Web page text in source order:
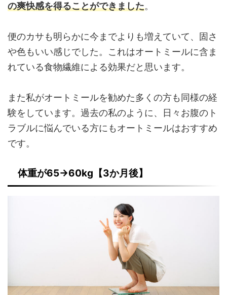
の爽快感を得ることができました。
便のカサも明らかに今までよりも増えていて、固さ
や色もいい感じでした。これはオートミールに含ま
れている食物繊維による効果だと思います。
また私がオートミールを勧めた多くの方も同様の経
験をしています。過去の私のように、日々お腹のト
ラブルに悩んでいる方にもオートミールはおすすめ
です。
体重が65→60kg【3か月後】